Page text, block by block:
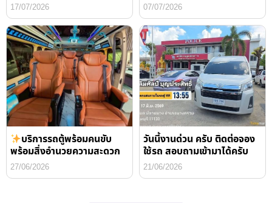
17/07/2026 07/07/2026
บริการรถตู้พร้อมคนขับ
พร้อมสิ่งอำนวยความสะดวก
27/06/2026
วันนี้งานด่วน ครับ ติดต่อจอง
ใช้รถ สอบถามเข้ามาได้ครับ
21/06/2026